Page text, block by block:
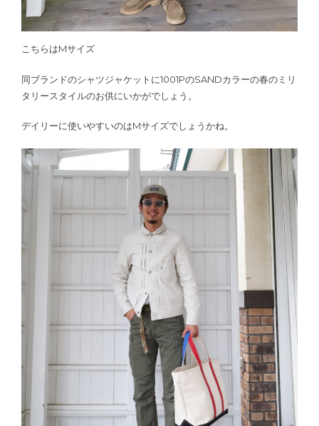
こちらはMサイズ
同ブランドのシャツジャケットに1001PのSANDカラーの春のミリ
タリースタイルのお供にいかがでしょう。
デイリーに使いやすいのはMサイズでしょうかね。